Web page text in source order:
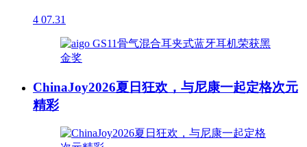
4 07.31
ChinaJoy2026夏日狂欢，与尼康一起定格次元
精彩